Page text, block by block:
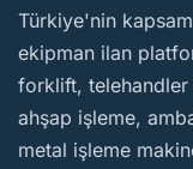
BirMakine
Türkiye'nin
ekipman ilan
forklift, telehandler
ahşap işleme,
metal işleme